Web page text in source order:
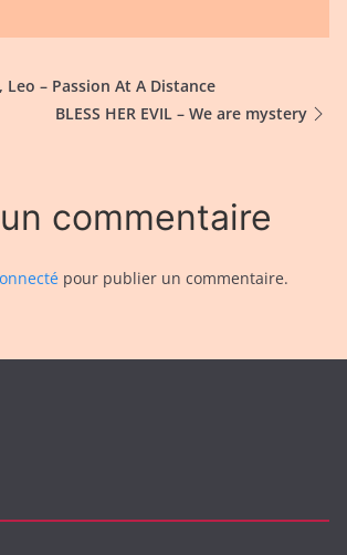
Leo – Passion At A Distance
BLESS HER EVIL – We are mystery
commentaire
pour publier un commentaire.